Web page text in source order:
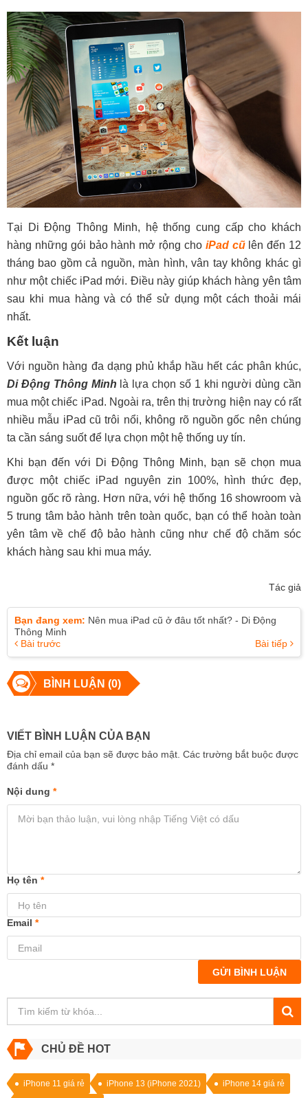
Tại Di Động Thông Minh, hệ thống cung cấp cho khách
hàng những gói bảo hành mở rộng cho iPad cũlên đến 12
tháng bao gồm cả nguồn, màn hình, vân tay không khác gì
như một chiếc iPad mới. Điều này giúp khách hàng yên tâm
sau khi mua hàng và có thể sử dụng một cách thoải mái
nhất.
Kết luận
Với nguồn hàng đa dạng phủ khắp hầu hết các phân khúc,
Di Động Thông Minh là lựa chọn số 1 khi người dùng cần
mua một chiếc iPad. Ngoài ra, trên thị trường hiện nay có rất
nhiều mẫu iPad cũ trôi nổi, không rõ nguồn gốc nên chúng
ta cần sáng suốt để lựa chọn một hệ thống uy tín.
Khi bạn đến với Di Động Thông Minh, bạn sẽ chọn mua
được một chiếc iPad nguyên zin 100%, hình thức đẹp,
nguồn gốc rõ ràng. Hơn nữa, với hệ thống 16 showroom và
5 trung tâm bảo hành trên toàn quốc, bạn có thể hoàn toàn
yên tâm về chế độ bảo hành cũng như chế độ chăm sóc
khách hàng sau khi mua máy.
Tác giả
Bạn đang xem: Nên mua iPad cũ ở đâu tốt nhất? - Di Động
Thông Minh
Bài trước
Bài tiếp
BÌNH LUẬN (0)
VIẾT BÌNH LUẬN CỦA BẠN
Địa chỉ email của bạn sẽ được bảo mật. Các trường bắt buộc được
đánh dấu *
Nội dung *
Họ tên *
Email *
GỬI BÌNH LUẬN
CHỦ ĐỀ HOT
iPhone 11 giá rẻ iPhone 13 (iPhone 2021) iPhone 14 giá rẻ